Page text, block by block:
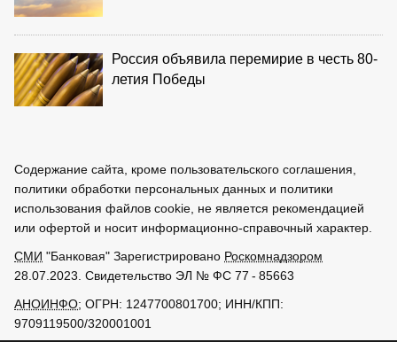
Россия объявила перемирие в честь 80-
летия Победы
Содержание сайта, кроме пользовательского соглашения,
политики обработки персональных данных и политики
использования файлов cookie, не является рекомендацией
или офертой и носит информационно-справочный характер.
СМИ "Банковая" Зарегистрировано Роскомнадзором
28.07.2023. Свидетельство ЭЛ № ФС 77 - 85663
АНОИНФО; ОГРН: 1247700801700; ИНН/КПП:
9709119500/320001001